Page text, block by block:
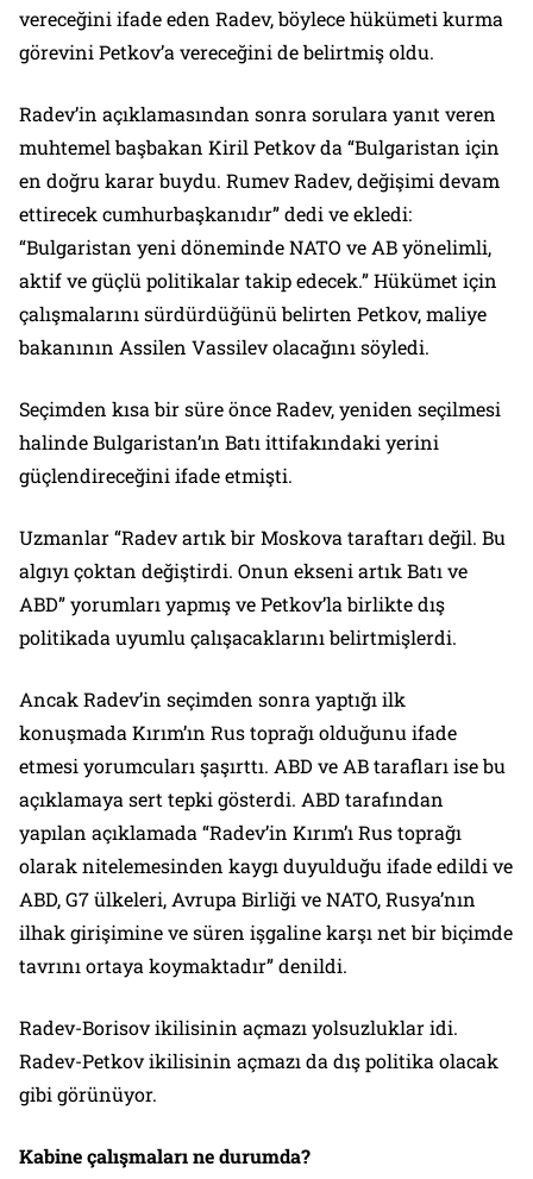
vereceğini ifade eden Radev, böylece hükümeti kurma
görevini Petkov’a vereceğini de belirtmiş oldu.
Radev’in açıklamasından sonra sorulara yanıt veren
muhtemel başbakan Kiril Petkov da “Bulgaristan için
en doğru karar buydu. Rumev Radev, değişimi devam
ettirecek cumhurbaşkanıdır” dedi ve ekledi:
“Bulgaristan yeni döneminde NATO ve AB yönelimli,
aktif ve güçlü politikalar takip edecek.” Hükümet için
çalışmalarını sürdürdüğünü belirten Petkov, maliye
bakanının Assilen Vassilev olacağını söyledi.
Seçimden kısa bir süre önce Radev, yeniden seçilmesi
halinde Bulgaristan’ın Batı ittifakındaki yerini
güçlendireceğini ifade etmişti.
Uzmanlar “Radev artık bir Moskova taraftarı değil. Bu
algıyı çoktan değiştirdi. Onun ekseni artık Batı ve
ABD” yorumları yapmış ve Petkov’la birlikte dış
politikada uyumlu çalışacaklarını belirtmişlerdi.
Ancak Radev’in seçimden sonra yaptığı ilk
konuşmada Kırım’ın Rus toprağı olduğunu ifade
etmesi yorumcuları şaşırttı. ABD ve AB tarafları ise bu
açıklamaya sert tepki gösterdi. ABD tarafından
yapılan açıklamada “Radev’in Kırım’ı Rus toprağı
olarak nitelemesinden kaygı duyulduğu ifade edildi ve
ABD, G7 ülkeleri, Avrupa Birliği ve NATO, Rusya’nın
ilhak girişimine ve süren işgaline karşı net bir biçimde
tavrını ortaya koymaktadır” denildi.
Radev-Borisov ikilisinin açmazı yolsuzluklar idi.
Radev-Petkov ikilisinin açmazı da dış politika olacak
gibi görünüyor.
Kabine çalışmaları ne durumda?